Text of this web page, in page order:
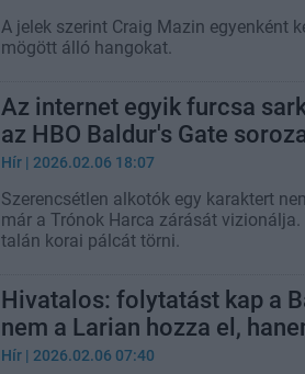
A jelek szerint Craig Mazin egyenként
mögött álló hangokat.
Az internet egyik furcsa
az HBO Baldur's Gate
Hír | 2026.02.06 18:07
Szerencsétlen alkotók egy karaktert
már a Trónok Harca zárását
talán korai pálcát törni.
Hivatalos: folytatást kap a
nem a Larian hozza el,
Hír | 2026.02.06 07:40